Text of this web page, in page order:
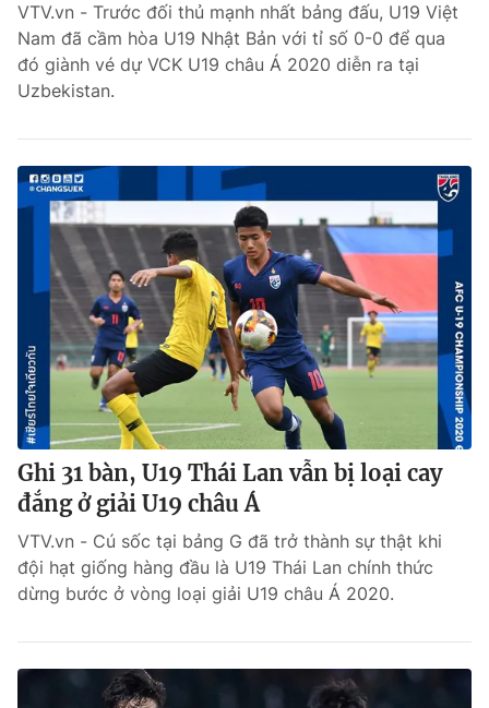
VTV.vn - Trước đối thủ mạnh nhất bảng đấu, U19 Việt
Nam đã cầm hòa U19 Nhật Bản với tỉ số 0-0 để qua
đó giành vé dự VCK U19 châu Á 2020 diễn ra tại
Uzbekistan.
Ghi 31 bàn, U19 Thái Lan vẫn bị loại cay
đắng ở giải U19 châu Á
VTV.vn - Cú sốc tại bảng G đã trở thành sự thật khi
đội hạt giống hàng đầu là U19 Thái Lan chính thức
dừng bước ở vòng loại giải U19 châu Á 2020.